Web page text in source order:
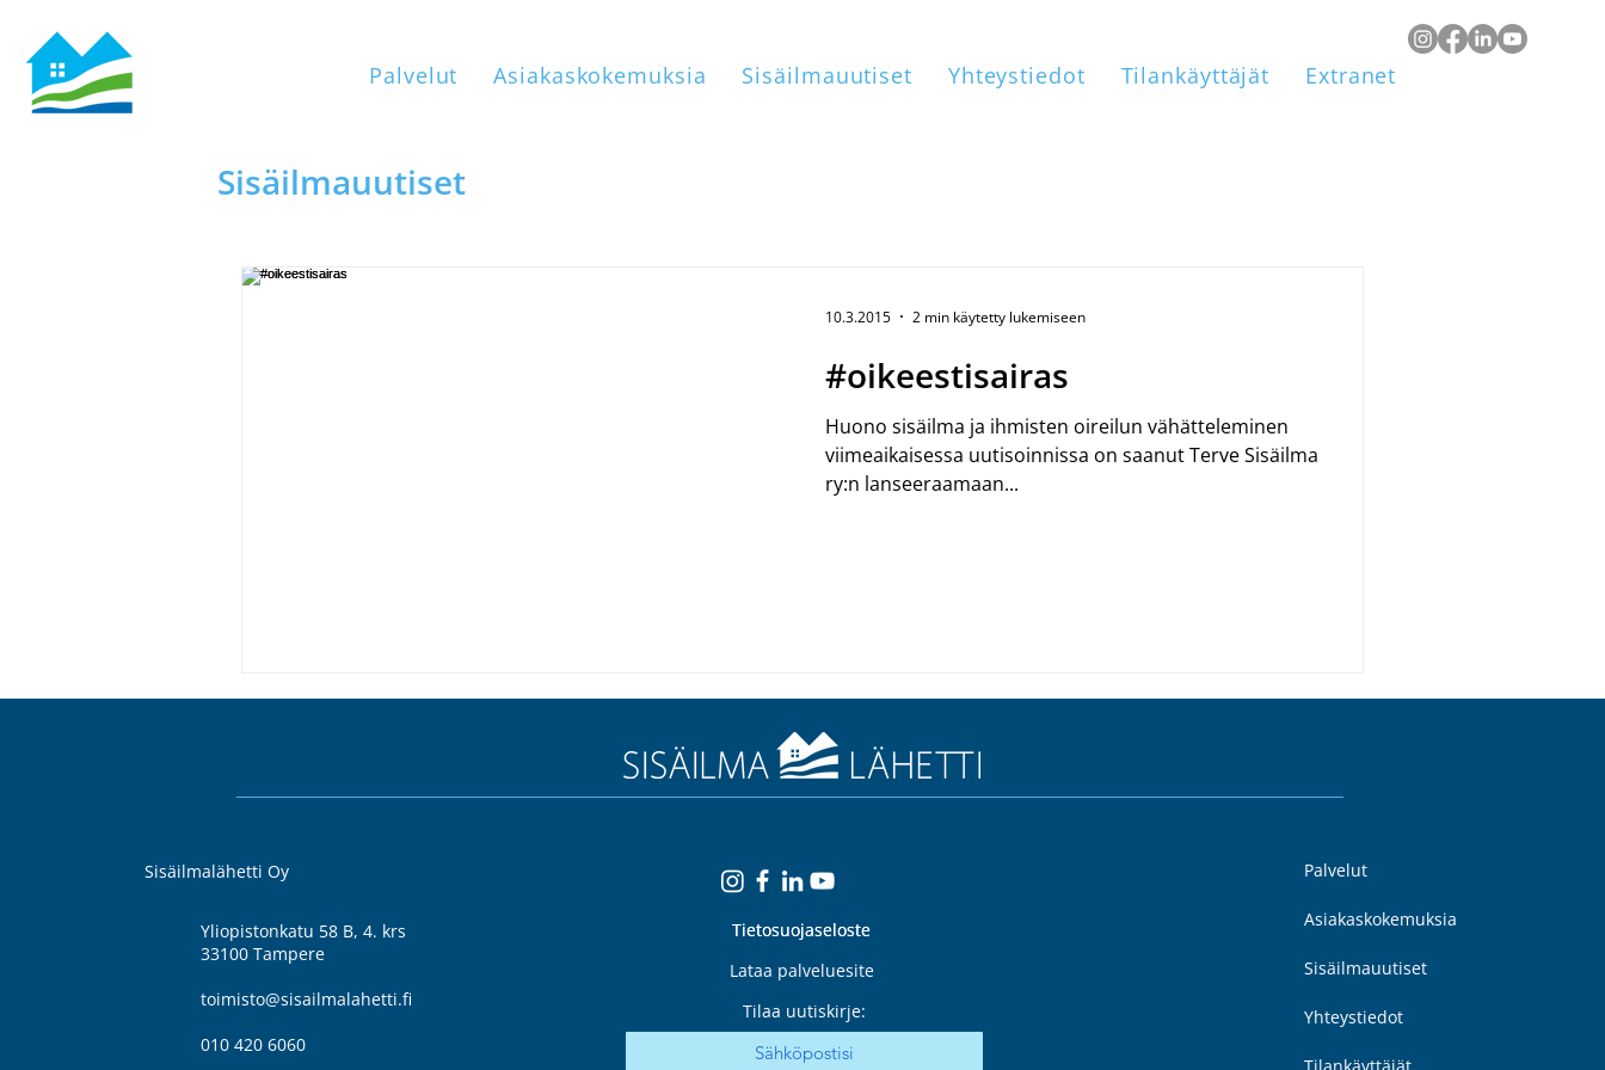
Palvelut Asiakaskokemuksia Sisäilmauutiset Yhteystiedot Tilankäyttäjät Extranet
Sisäilmauutiset
#oikeestisairas
Huono sisäilma ja ihmisten oireilun vähätteleminen
viimeaikaisessa uutisoinnissa on saanut Terve Sisäilma
ry:n lanseeraamaan...
10.3.2015 2 min käytetty lukemiseen
Sisäilmalähetti Oy
Yliopistonkatu 58 B, 4. krs
33100 Tampere
toimisto@sisailmalahetti.fi
010 420 6060
Tietosuojaseloste
Tietosuojaseloste
Lataa palveluesite
Tilaa uutiskirje:
Palvelut
Asiakaskokemuksia
Sisäilmauutiset
Yhteystiedot
Tilankäyttäjät